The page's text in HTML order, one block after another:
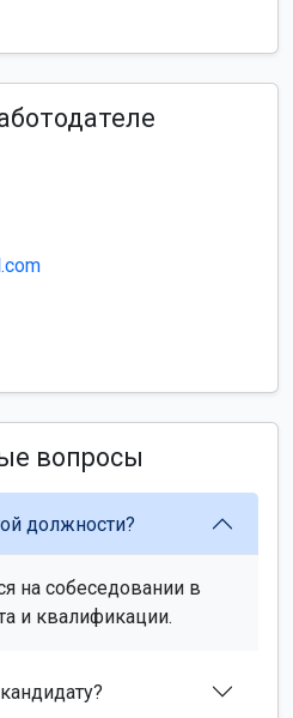
вопросы
должности?
на собеседовании в
и квалификации.